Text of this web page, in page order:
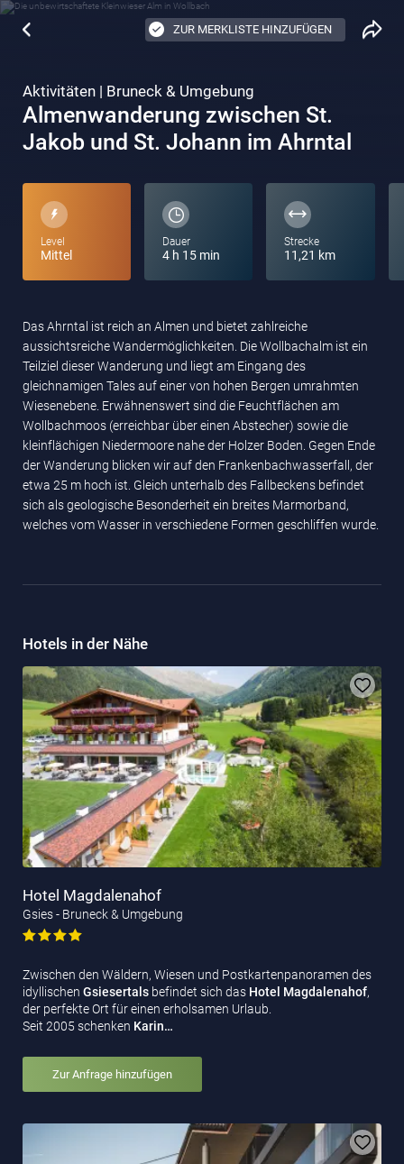
ZUR MERKLISTE HINZUFÜGEN
Aktivitäten | Bruneck & Umgebung
Almenwanderung zwischen St.
Jakob und St. Johann im Ahrntal
Level
Mittel
Dauer
4 h 15 min
Strecke
11,21 km
Das Ahrntal ist reich an Almen und bietet zahlreiche
aussichtsreiche Wandermöglichkeiten. Die Wollbachalm ist ein
Teilziel dieser Wanderung und liegt am Eingang des
gleichnamigen Tales auf einer von hohen Bergen umrahmten
Wiesenebene. Erwähnenswert sind die Feuchtflächen am
Wollbachmoos (erreichbar über einen Abstecher) sowie die
kleinflächigen Niedermoore nahe der Holzer Boden. Gegen Ende
der Wanderung blicken wir auf den Frankenbachwasserfall, der
etwa 25 m hoch ist. Gleich unterhalb des Fallbeckens befindet
sich als geologische Besonderheit ein breites Marmorband,
welches vom Wasser in verschiedene Formen geschliffen wurde.
Hotels in der Nähe
Hotel Magdalenahof
Gsies - Bruneck & Umgebung
Zwischen den Wäldern, Wiesen und Postkartenpanoramen des
idyllischen Gsiesertals befindet sich das Hotel Magdalenahof,
der perfekte Ort für einen erholsamen Urlaub.
Seit 2005 schenken Karin…
Zur Anfrage hinzufügen